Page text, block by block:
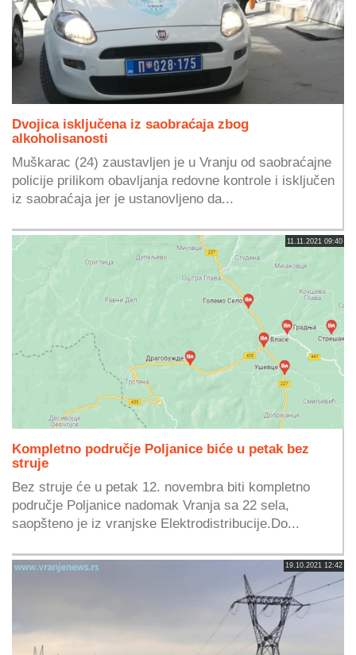
Dvojica isključena iz saobraćaja zbog
alkoholisanosti
Muškarac (24) zaustavljen je u Vranju od saobraćajne
policije prilikom obavljanja redovne kontrole i isključen
iz saobraćaja jer je ustanovljeno da...
11.11.2021 09:40
Kompletno područje Poljanice biće u petak bez
struje
Bez struje će u petak 12. novembra biti kompletno
područje Poljanice nadomak Vranja sa 22 sela,
saopšteno je iz vranjske Elektrodistribucije.Do...
19.10.2021 12:42